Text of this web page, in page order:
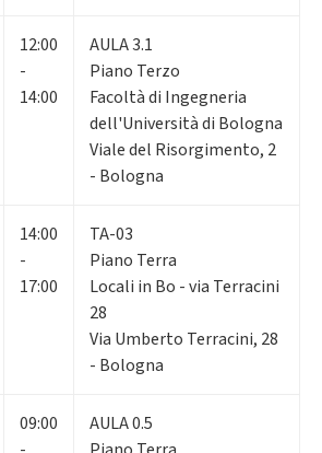
12:00
-
14:00
AULA 3.1
Piano Terzo
Facoltà di Ingegneria
dell'Università di Bologna
Viale del Risorgimento, 2
- Bologna
14:00
-
17:00
TA-03
Piano Terra
Locali in Bo - via Terracini
28
Via Umberto Terracini, 28
- Bologna
09:00
AULA 0.5